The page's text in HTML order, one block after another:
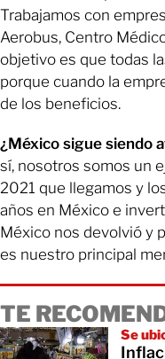
Trabajamos con
Aerobus, Centro
objetivo es que todas
porque cuando la
de los beneficios.
¿México sigue siendo
sí, nosotros somos un
2021 que llegamos y
años en México e
México nos devolvió y
es nuestro principal
TE
Se